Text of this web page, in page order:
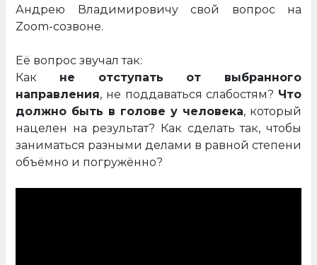
Андрею Владимировичу свой вопрос на
Zoom-созвоне.
Её вопрос звучал так:
Как не отступать от выбранного
направления, не поддаваться слабостям? Что
должно быть в голове у человека, который
нацелен на результат? Как сделать так, чтобы
заниматься разными делами в равной степени
объёмно и погружённо?